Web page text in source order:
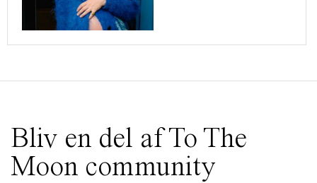
Bliv en del af To The
Moon community